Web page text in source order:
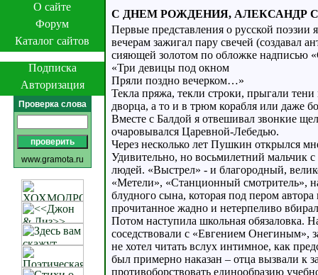
О сайте
Форум
Каталог сайтов
Подписка
Авторизация
Проверка слова
www.gramota.ru
С ДНЕМ РОЖДЕНИЯ, АЛЕКСАНДР
Первые представления о русской
вечерам зажигал пару свечей (создавал
сияющей золотом по обложке надписью
«Три девицы под окном
Пряли поздно вечерком…»
Текла пряжа, текли строки, прыгали
дворца, а то и в трюм корабля или даже
Вместе с Балдой я отвешивал звонкие
очаровывался Царевной-Лебедью.
Через несколько лет Пушкин открылся
Удивительно, но восьмилетний мальчик
людей. «Выстрел» - и благородный,
«Метели», «Станционный смотритель»,
блудного сына, которая под пером
прочитанное жадно и нетерпеливо
Потом наступила школьная обязаловка.
соседствовали с «Евгением
не хотел читать вслух интимное, как
был примерно наказан – отца вызвали к
противоборствовать единообразию